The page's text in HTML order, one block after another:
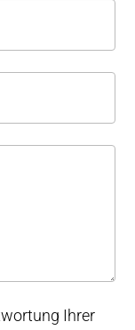
Ihrer